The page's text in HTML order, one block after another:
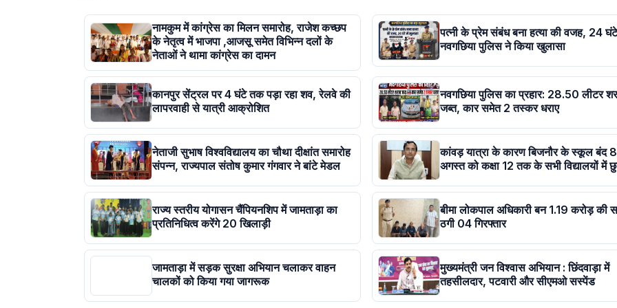
नामकुम में कांग्रेस का मिलन समारोह, राजेश कच्छप
के नेतृत्व में भाजपा ,आजसू समेत विभिन्न दलों के
नेताओं ने थामा कांग्रेस का दामन
पत्नी के प्रेम संबंध बना हत्या की वजह, 24
नवगछिया पुलिस ने किया खुलासा
कानपुर सेंट्रल पर 4 घंटे तक पड़ा रहा शव, रेलवे की
लापरवाही से यात्री आक्रोशित
नवगछिया पुलिस का प्रहार: 28.50 लीटर
जब्त, कार समेत 2 तस्कर धराए
नेताजी सुभाष विश्वविद्यालय का चौथा दीक्षांत समारोह
संपन्न, राज्यपाल संतोष कुमार गंगवार ने बांटे मेडल
कांवड़ यात्रा के कारण बिजनौर के स्कूल बंद 8
अगस्त को कक्षा 12 तक के सभी विद्यालयों में
राज्य स्तरीय योगासन चैंपियनशिप में जामताड़ा का
प्रतिनिधित्व करेंगे 20 खिलाड़ी
बीमा लोकपाल अधिकारी बन 1.19 करोड़ की
ठगी 04 गिरफ्तार
जामताड़ा में सड़क सुरक्षा अभियान चलाकर वाहन
चालकों को किया गया जागरूक
मुख्यमंत्री जन विश्वास अभियान : छिंदवाड़ा में
तहसीलदार, पटवारी और सीएमओ सस्पेंड